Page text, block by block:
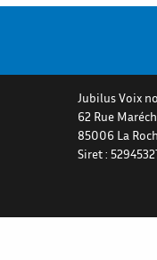
Jubilus Voix
62 Rue
85006 La
Siret :